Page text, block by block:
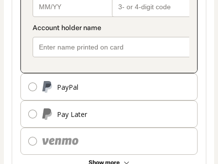
PayPal
Pay Later
Show more